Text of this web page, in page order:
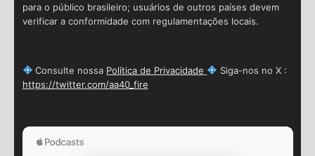
para o público brasileiro; usuários de outros países devem
verificar a conformidade com regulamentações locais.
Consulte nossa Política de Privacidade
Siga-nos no X :
https://twitter.com/aa40_fire